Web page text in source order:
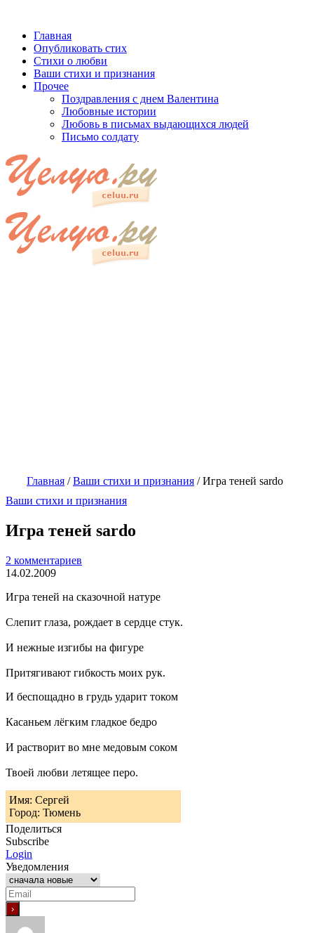
Главная
Опубликовать стих
Стихи о любви
Ваши стихи и признания
Прочее
Поздравления с днем Валентина
Любовные истории
Любовь в письмах выдающихся людей
Письмо солдату
Главная /Ваши стихи и признания /Игра теней sardo
Ваши стихи и признания
Игра теней sardo
2 комментариев
14.02.2009
Игра теней на сказочной натуре
Слепит глаза, рождает в сердце стук.
И нежные изгибы на фигуре
Притягивают гибкость моих рук.
И беспощадно в грудь ударит током
Касаньем лёгким гладкое бедро
И растворит во мне медовым соком
Твоей любви летящее перо.
Имя: Сергей
Город: Тюмень
Поделиться
Subscribe
Login
Уведомления